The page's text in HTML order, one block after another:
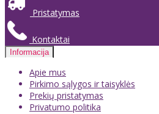
Pristatymas
Kontaktai
Informacija
Apie mus
Pirkimo sąlygos ir taisyklės
Prekių pristatymas
Privatumo politika